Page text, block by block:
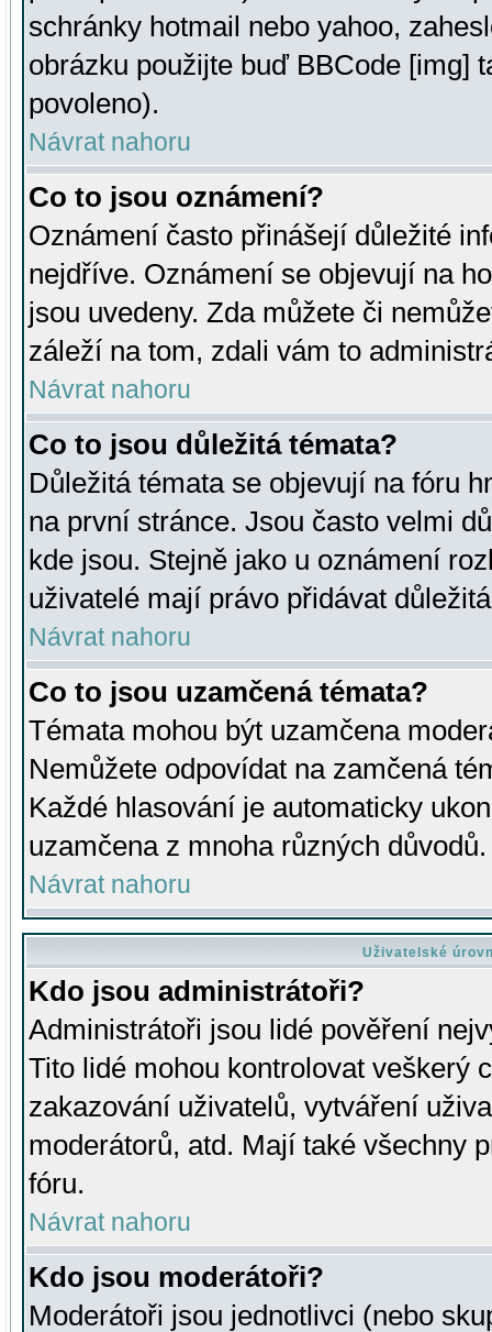
schránky hotmail nebo yahoo,
obrázku použijte buď BBCode [img]
povoleno).
Návrat nahoru
Co to jsou oznámení?
Oznámení často přinášejí důležité
nejdříve. Oznámení se objevují na
jsou uvedeny. Zda můžete či
záleží na tom, zdali vám to
Návrat nahoru
Co to jsou důležitá témata?
Důležitá témata se objevují na fóru
na první stránce. Jsou často velmi
kde jsou. Stejně jako u oznámení
uživatelé mají právo přidávat
Návrat nahoru
Co to jsou uzamčená témata?
Témata mohou být uzamčena
Nemůžete odpovídat na zamčená
Každé hlasování je automaticky
uzamčena z mnoha různých důvodů.
Návrat nahoru
Uživatelské
Kdo jsou administrátoři?
Administrátoři jsou lidé pověření
Tito lidé mohou kontrolovat veškerý
zakazování uživatelů, vytváření
moderátorů, atd. Mají také všechny
fóru.
Návrat nahoru
Kdo jsou moderátoři?
Moderátoři jsou jednotlivci (nebo